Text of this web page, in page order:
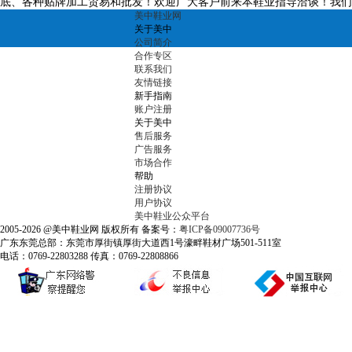
美中鞋业网
关于美中
公司简介
合作专区
联系我们
友情链接
新手指南
账户注册
关于美中
售后服务
广告服务
市场合作
帮助
注册协议
用户协议
美中鞋业公众平台
2005-2026 @美中鞋业网 版权所有 备案号： 粤ICP备09007736号
广东东莞总部：东莞市厚街镇厚街大道西1号濠畔鞋材广场501-511室
电话：0769-22803288 传真：0769-22808866